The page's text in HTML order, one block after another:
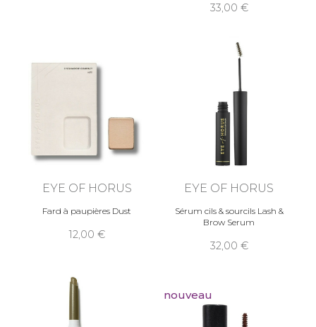
33,00
EYE OF HORUS
Fard à paupières Dust
12,00
EYE OF HORUS
Sérum cils & sourcils Lash &
Brow Serum
32,00
nouveau